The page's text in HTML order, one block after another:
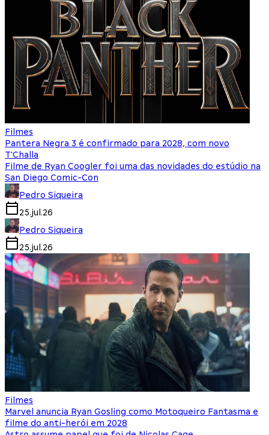
Filmes
Pantera Negra 3 é confirmado para 2028, com novo
T'Challa
Filme de Ryan Coogler foi uma das novidades do estúdio na
San Diego Comic-Con
Pedro Siqueira
25.jul.26
Pedro Siqueira
25.jul.26
Filmes
Marvel anuncia Ryan Gosling como Motoqueiro Fantasma e
filme do anti-herói em 2028